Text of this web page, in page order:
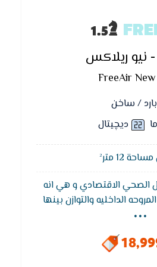
- نيو ريلاكس
FreeAir
بارد / ساخن
ديچيتال
12 متر²
الصحي الاقتصادي و هي انه
الداخليه والتوازن بينها
تتماشى مع درجة حرارة جسم
الهادئ التى تأخذ حيز
...